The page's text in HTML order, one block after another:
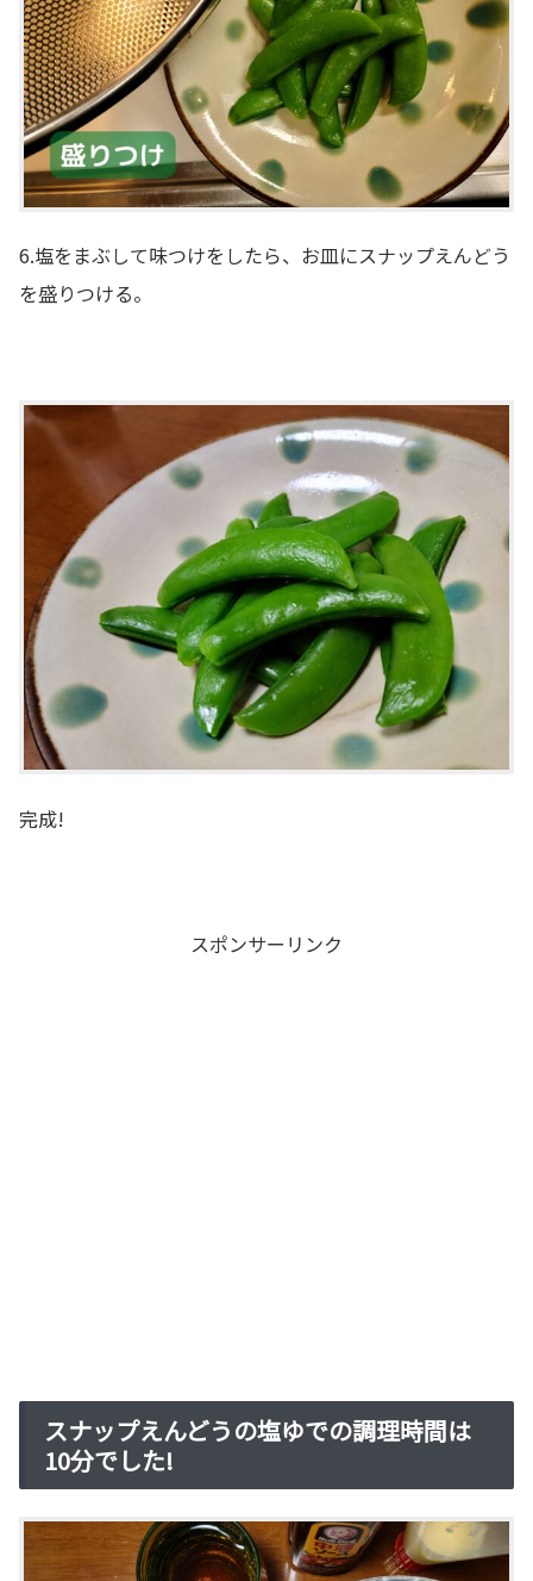
6.塩をまぶして味つけをしたら、お皿にスナップえんどう
を盛りつける。
完成!
スポンサーリンク
スナップえんどうの塩ゆでの調理時間は
10分でした!